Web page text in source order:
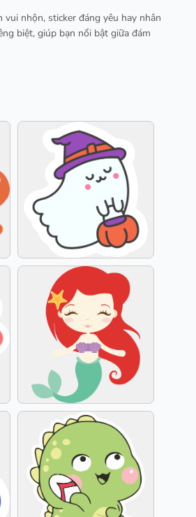
nhộn, sticker đáng yêu hay nhân
biệt, giúp bạn nổi bật giữa đám